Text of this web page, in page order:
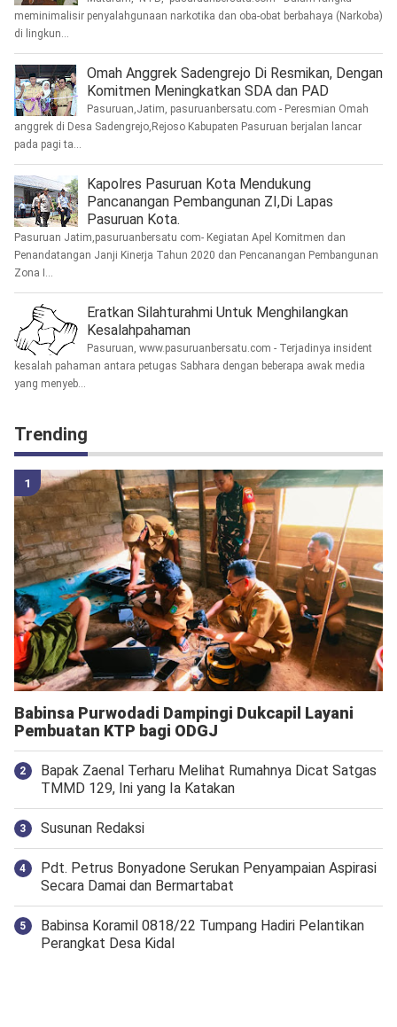
meminimalisir penyalahgunaan narkotika dan oba-obat berbahaya (Narkoba)
di lingkun...
Omah Anggrek Sadengrejo Di Resmikan, Dengan
Komitmen Meningkatkan SDA dan PAD
Pasuruan,Jatim, pasuruanbersatu.com - Peresmian Omah
anggrek di Desa Sadengrejo,Rejoso Kabupaten Pasuruan berjalan lancar
pada pagi ta...
Kapolres Pasuruan Kota Mendukung
Pancanangan Pembangunan ZI,Di Lapas
Pasuruan Kota.
Pasuruan Jatim,pasuruanbersatu com- Kegiatan Apel Komitmen dan
Penandatangan Janji Kinerja Tahun 2020 dan Pencanangan Pembangunan
Zona I...
Eratkan Silahturahmi Untuk Menghilangkan
Kesalahpahaman
Pasuruan, www.pasuruanbersatu.com - Terjadinya insident
kesalah pahaman antara petugas Sabhara dengan beberapa awak media
yang menyeb...
Trending
Babinsa Purwodadi Dampingi Dukcapil Layani
Pembuatan KTP bagi ODGJ
Bapak Zaenal Terharu Melihat Rumahnya Dicat Satgas
TMMD 129, Ini yang Ia Katakan
Susunan Redaksi
Pdt. Petrus Bonyadone Serukan Penyampaian Aspirasi
Secara Damai dan Bermartabat
Babinsa Koramil 0818/22 Tumpang Hadiri Pelantikan
Perangkat Desa Kidal